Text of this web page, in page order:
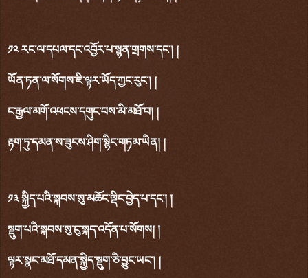
༡༢ རང་ལ་དཔལ་དང་འབྱོར་པ་སྙན་གྲགས་དང་། །
ཡོན་ཏན་ལ་སོགས་ཇི་ལྟར་ཡོད་ཀྱང་རུང་། །
ང་རྒྱལ་མགོ་འཕངས་དགུང་བས་མི་མཐོ་བ། །
རྟག་ཏུ་དམན་ས་ཟུངས་ཤིག་སྙིང་གཏམ་ཡིན། །
༡༣ སྐྱིད་པའི་སྐབས་སུ་མཆོང་ལྡིང་བྱེད་པ་དང་། །
སྡུག་པའི་སྐབས་སུ་ངུ་སྐད་འདོན་པ་སོགས། །
ལྟར་སྣང་མཐོ་དམན་སྐྱིད་སྡུག་ཅི་བྱུང་ཡང་། །